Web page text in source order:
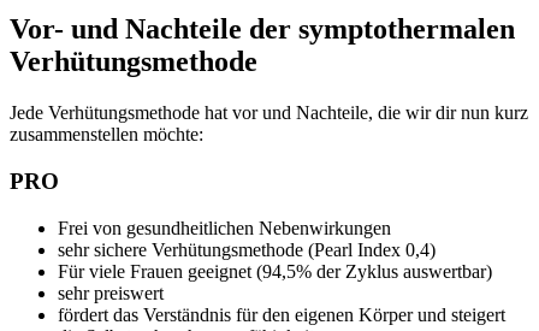
Vor- und Nachteile der symptothermalen
Verhütungsmethode
Jede Verhütungsmethode hat vor und Nachteile, die wir dir nun kurz
zusammenstellen möchte:
PRO
Frei von gesundheitlichen Nebenwirkungen
sehr sichere Verhütungsmethode (Pearl Index 0,4)
Für viele Frauen geeignet (94,5% der Zyklus auswertbar)
sehr preiswert
fördert das Verständnis für den eigenen Körper und steigert